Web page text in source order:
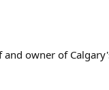
and owner of